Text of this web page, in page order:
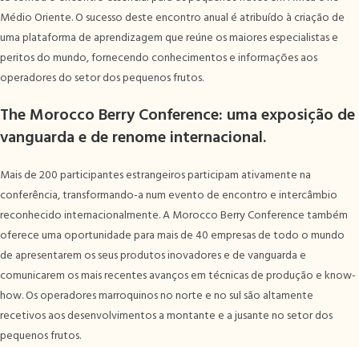
Médio Oriente. O sucesso deste encontro anual é atribuído à criação de
uma plataforma de aprendizagem que reúne os maiores especialistas e
peritos do mundo, fornecendo conhecimentos e informações aos
operadores do setor dos pequenos frutos.
The Morocco Berry Conference: uma exposição de
vanguarda e de renome internacional.
Mais de 200 participantes estrangeiros participam ativamente na
conferência, transformando-a num evento de encontro e intercâmbio
reconhecido internacionalmente. A Morocco Berry Conference também
oferece uma oportunidade para mais de 40 empresas de todo o mundo
de apresentarem os seus produtos inovadores e de vanguarda e
comunicarem os mais recentes avanços em técnicas de produção e know-
how. Os operadores marroquinos no norte e no sul são altamente
recetivos aos desenvolvimentos a montante e a jusante no setor dos
pequenos frutos.